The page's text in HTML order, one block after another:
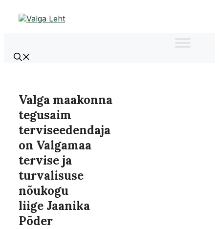
Valga maakonna
tegusaim
terviseedendaja
on Valgamaa
tervise ja
turvalisuse
nõukogu
liige Jaanika
Põder